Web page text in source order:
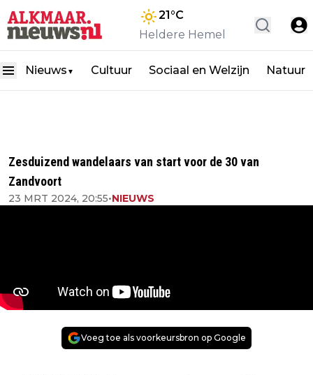
21°C
Heldere Hemel
Nieuws ▼ Cultuur Sociaal en Welzijn Natuur
Zesduizend wandelaars van start voor de 30 van
Zandvoort
23 MRT 2024, 20:55•NIEUWS
Voeg toe als voorkeursbron op Google